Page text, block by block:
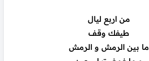
من اربع ليال
طيفك وقف
ما بين الرمش و الرمش